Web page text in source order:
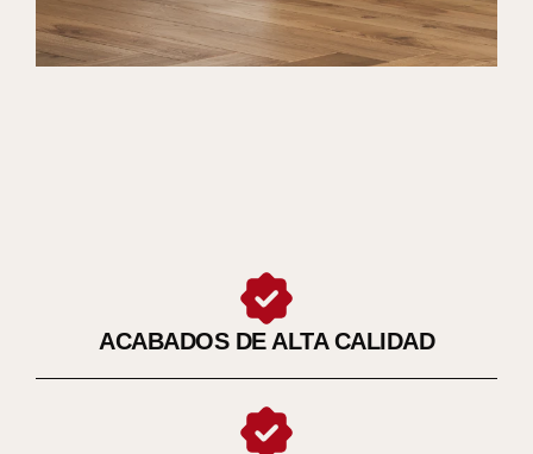
ACABADOS DE ALTA CALIDAD